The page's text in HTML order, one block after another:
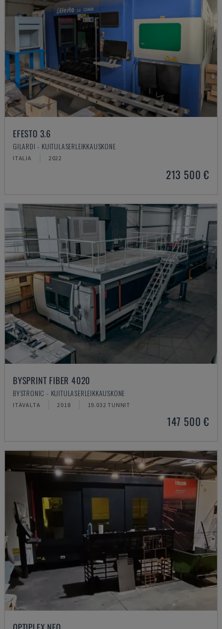
EFESTO 3.6
GILARDI - KUITULASERLEIKKAUSKONE
ITALIA 2022
213 500 €
BYSPRINT FIBER 4020
BYSTRONIC - KUITULASERLEIKKAUSKONE
ITÄVALTA 2018 19.032 TUNNIT
147 500 €